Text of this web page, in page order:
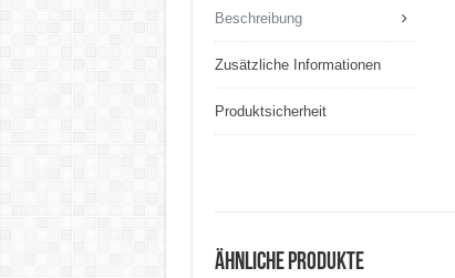
Beschreibung
Zusätzliche Informationen
Produktsicherheit
Ähnliche Produkte